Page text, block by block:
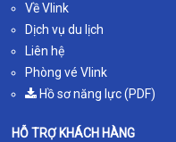
Về Vlink
Dịch vụ du lịch
Liên hệ
Phòng vé Vlink
Hồ sơ năng lực (PDF)
HỖ TRỢ KHÁCH HÀNG